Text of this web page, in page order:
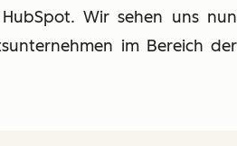
Wir sehen uns nun
im Bereich der